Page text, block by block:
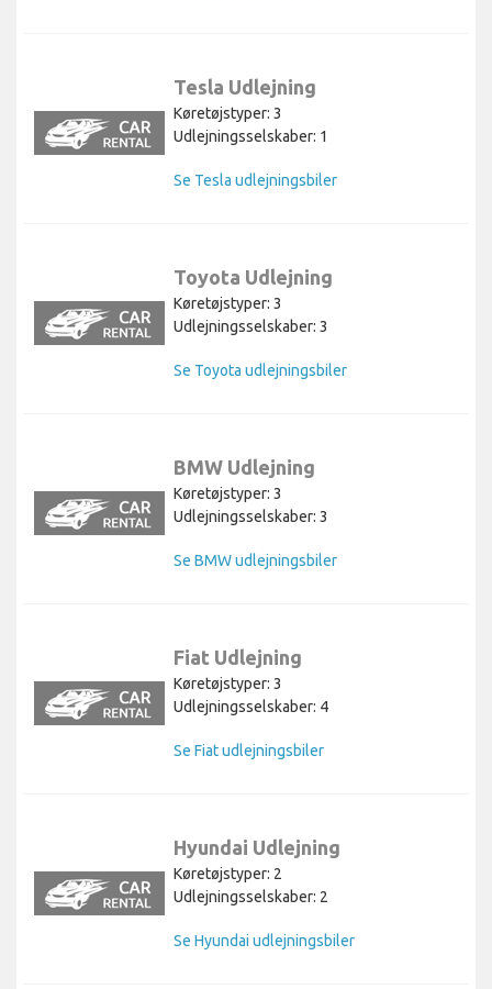
Tesla Udlejning
Køretøjstyper: 3
Udlejningsselskaber: 1
Se Tesla udlejningsbiler
Toyota Udlejning
Køretøjstyper: 3
Udlejningsselskaber: 3
Se Toyota udlejningsbiler
BMW Udlejning
Køretøjstyper: 3
Udlejningsselskaber: 3
Se BMW udlejningsbiler
Fiat Udlejning
Køretøjstyper: 3
Udlejningsselskaber: 4
Se Fiat udlejningsbiler
Hyundai Udlejning
Køretøjstyper: 2
Udlejningsselskaber: 2
Se Hyundai udlejningsbiler